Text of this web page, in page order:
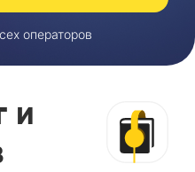
операторов
и